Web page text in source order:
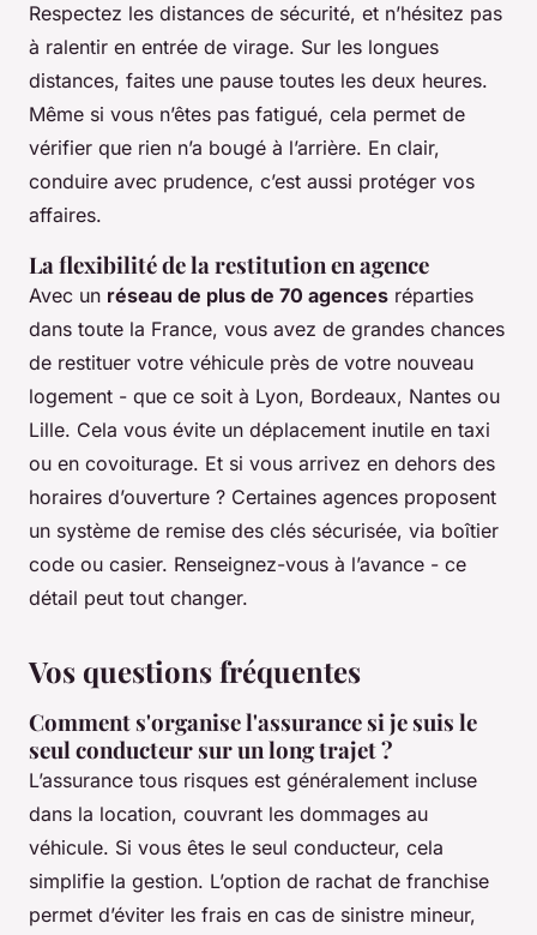
Respectez les distances de sécurité, et n’hésitez pas
à ralentir en entrée de virage. Sur les longues
distances, faites une pause toutes les deux heures.
Même si vous n’êtes pas fatigué, cela permet de
vérifier que rien n’a bougé à l’arrière. En clair,
conduire avec prudence, c’est aussi protéger vos
affaires.
La flexibilité de la restitution en agence
Avec un réseau de plus de 70 agences réparties
dans toute la France, vous avez de grandes chances
de restituer votre véhicule près de votre nouveau
logement - que ce soit à Lyon, Bordeaux, Nantes ou
Lille. Cela vous évite un déplacement inutile en taxi
ou en covoiturage. Et si vous arrivez en dehors des
horaires d’ouverture ? Certaines agences proposent
un système de remise des clés sécurisée, via boîtier
code ou casier. Renseignez-vous à l’avance - ce
détail peut tout changer.
Vos questions fréquentes
Comment s'organise l'assurance si je suis le
seul conducteur sur un long trajet ?
L’assurance tous risques est généralement incluse
dans la location, couvrant les dommages au
véhicule. Si vous êtes le seul conducteur, cela
simplifie la gestion. L’option de rachat de franchise
permet d’éviter les frais en cas de sinistre mineur,